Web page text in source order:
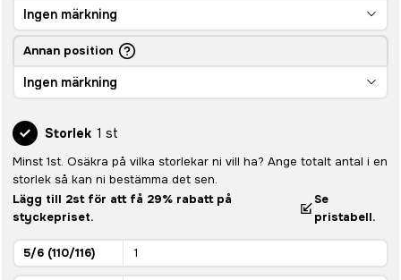
Ingen märkning
Annan position
Ingen märkning
Storlek 1 st
Minst 1st. Osäkra på vilka storlekar ni vill ha? Ange totalt antal i en
storlek så kan ni bestämma det sen.
Lägg till 2st för att få 29% rabatt på
styckepriset.
Se
pristabell.
5/6 (110/116)